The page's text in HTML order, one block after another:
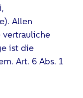
Allen
ist die
Art. 6 Abs. 1